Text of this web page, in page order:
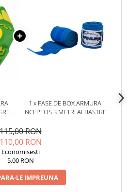
1 x FASE DE BOX ARMURA
INCEPTOS 3 METRI ALBASTRE
RON
110,00 RON
Economisesti
5,00 RON
LE IMPREUNA